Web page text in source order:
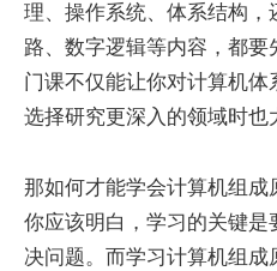
理、操作系统、体系结构，
路、数字逻辑等内容，都
门课不仅能让你对计算机
选择研究更深入的领域时也
那如何才能学会计算机组成
你应该明白，学习的关键
决问题。而学习计算机组